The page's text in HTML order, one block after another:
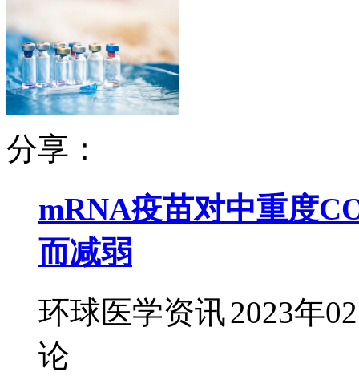
分享：
mRNA疫苗对中重度
而减弱
环球医学资讯2023年
论